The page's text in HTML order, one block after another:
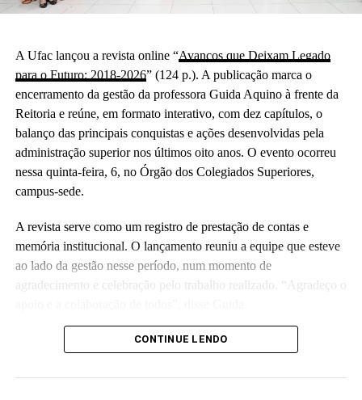
A Ufac lançou a revista online “Avanços que Deixam Legado
para o Futuro: 2018-2026” (124 p.). A publicação marca o
encerramento da gestão da professora Guida Aquino à frente da
Reitoria e reúne, em formato interativo, com dez capítulos, o
balanço das principais conquistas e ações desenvolvidas pela
administração superior nos últimos oito anos. O evento ocorreu
nessa quinta-feira, 6, no Órgão dos Colegiados Superiores,
campus-sede.
A revista serve como um registro de prestação de contas e
memória institucional. O lançamento reuniu a equipe que esteve
ao lado da gestão nesse período, num momento de
agradecimento e celebração pelo trabalho realizado. “Agradeço o
(Camila Barbosa, estagiária Ascom/Ufac)
CONTINUE LENDO